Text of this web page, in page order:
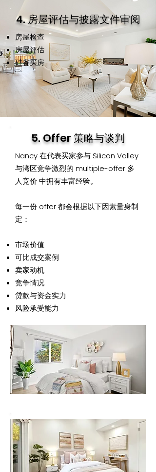
4. 房屋评估与披露文件审阅
房屋检查
房屋评估
硅谷买房
5. Offer 策略与谈判
Nancy 在代表买家参与 Silicon Valley
与湾区竞争激烈的 multiple-offer 多
人竞价 中拥有丰富经验。
每一份 offer 都会根据以下因素量身制
定：
市场价值
可比成交案例
卖家动机
竞争情况
贷款与资金实力
风险承受能力